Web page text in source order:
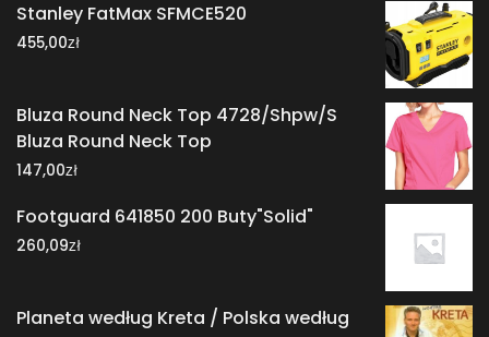
Stanley FatMax SFMCE520
455,00zł
Bluza Round Neck Top 4728/Shpw/S
Bluza Round Neck Top
147,00zł
Footguard 641850 200 Buty"Solid"
260,09zł
Planeta według Kreta / Polska według